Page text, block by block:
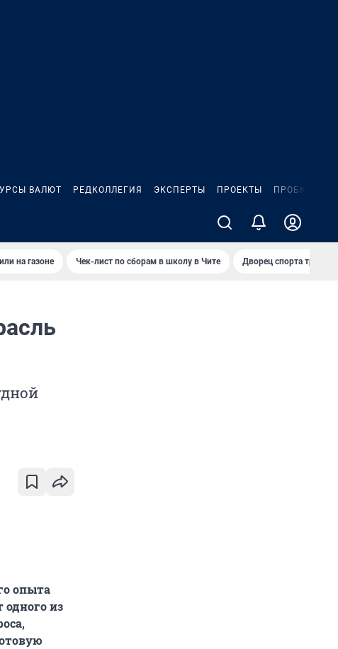
ВАЛЮТ РЕДКОЛЛЕГИЯ ЭКСПЕРТЫ ПРОЕКТЫ ПРОБКИ
на газоне Чек-лист по сборам в школу в Чите Дворец спорта
опыта
одного из